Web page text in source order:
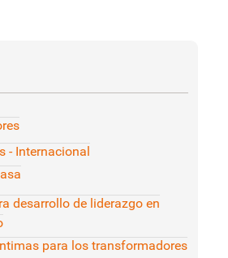
- Internacional
desarrollo de liderazgo en
para los transformadores